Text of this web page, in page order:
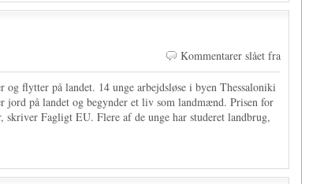
Kommentarer slået fra
og flytter på landet. 14 unge arbejdsløse i byen Thessaloniki
jord på landet og begynder et liv som landmænd. Prisen for
Fagligt EU. Flere af de unge har studeret landbrug,